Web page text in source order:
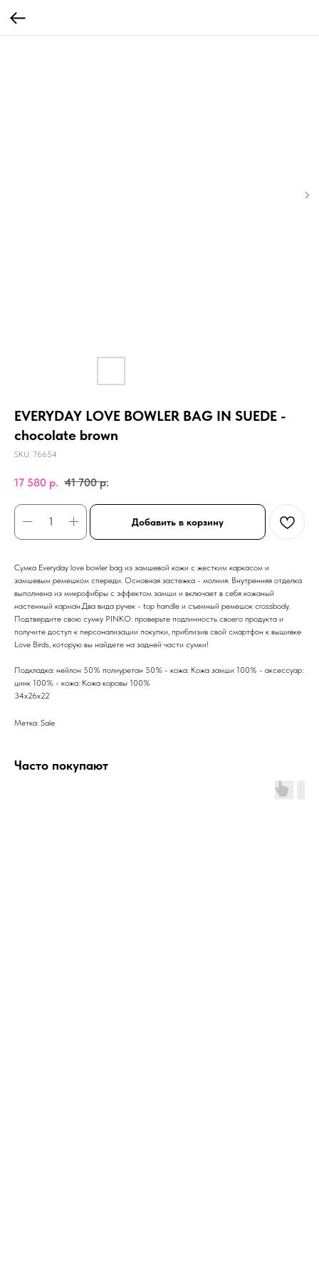
EVERYDAY LOVE BOWLER BAG IN SUEDE -
chocolate brown
SKU: 76654
17 580 р. 41 700 р.
Добавить в корзину
Сумка Everyday love bowler bag из замшевой кожи с жестким каркасом и
замшевым ремешком спереди. Основная застежка - молния. Внутренняя отделка
выполнена из микрофибры с эффектом замши и включает в себя кожаный
настенный карман.Двa вида ручек - top handle и съемный ремешок crossbody.
Подтвердите свою сумку PINKO: проверьте подлинность своего продукта и
получите доступ к персонализации покупки, приблизив свой смартфон к вышивке
Love Birds, которую вы найдете на задней части сумки!
Подкладка: нейлон 50% полиуретан 50% - кожа: Кожа замши 100% - аксессуар:
цинк 100% - кожа: Кожа коровы 100%
34х26х22
Метка: Sale
Часто покупают